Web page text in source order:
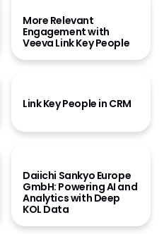
More Relevant
Engagement with
Veeva Link Key People
Link Key People in CRM
Daiichi Sankyo Europe
GmbH: Powering AI and
Analytics with Deep
KOL Data